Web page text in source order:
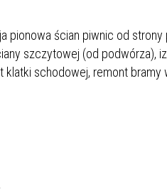
pionowa ścian piwnic od strony
szczytowej (od podwórza),
schodowej, remont bramy